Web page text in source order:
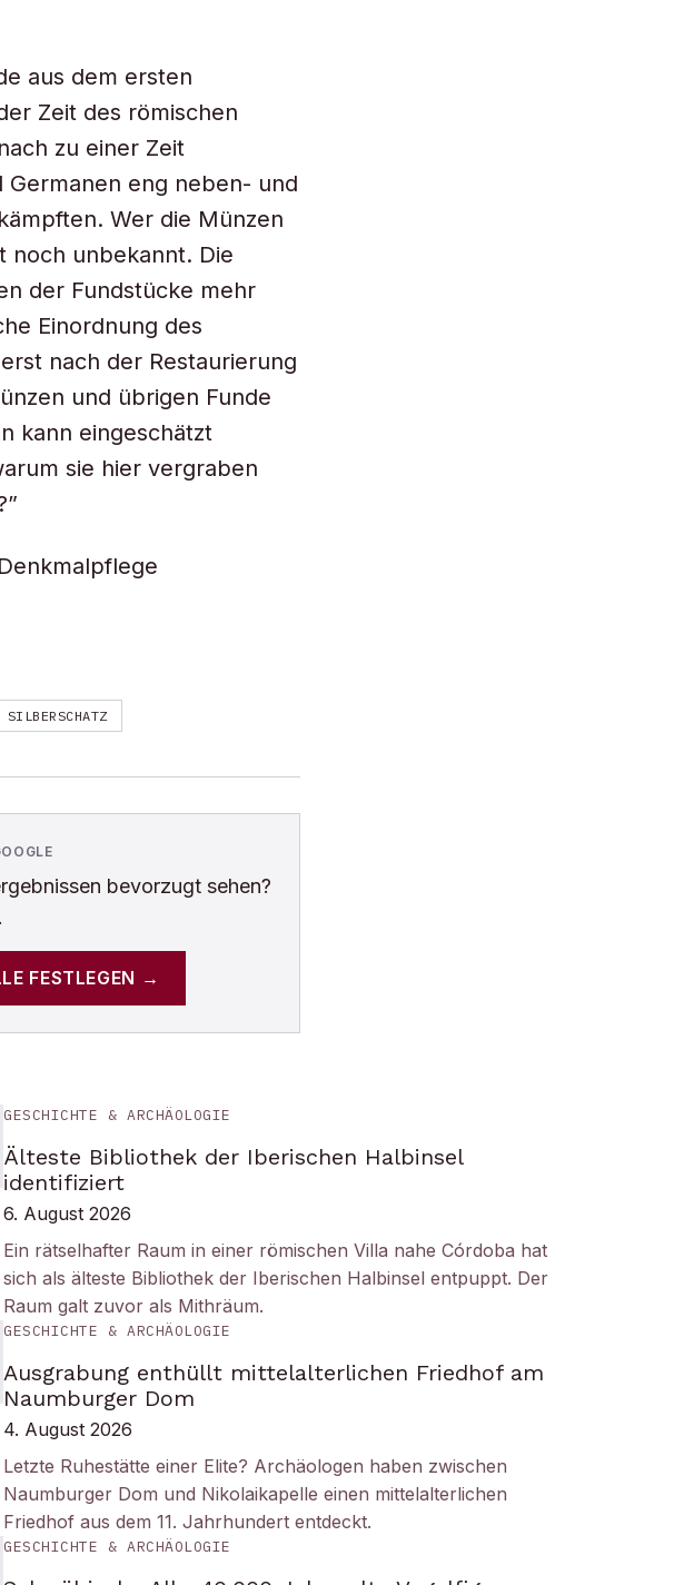
aus dem ersten
Zeit des römischen
zu einer Zeit
Germanen eng neben- und
Wer die Münzen
noch unbekannt. Die
der Fundstücke mehr
Einordnung des
nach der Restaurierung
und übrigen Funde
kann eingeschätzt
sie hier vergraben
SILBERSCHATZ
bevorzugt sehen?
FESTLEGEN →
GESCHICHTE & ARCHÄOLOGIE
Älteste Bibliothek der Iberischen Halbinsel
identifiziert
6. August 2026
Ein rätselhafter Raum in einer römischen Villa nahe Córdoba hat
sich als älteste Bibliothek der Iberischen Halbinsel entpuppt. Der
Raum galt zuvor als Mithräum.
GESCHICHTE & ARCHÄOLOGIE
Ausgrabung enthüllt mittelalterlichen Friedhof am
Naumburger Dom
4. August 2026
Letzte Ruhestätte einer Elite? Archäologen haben zwischen
Naumburger Dom und Nikolaikapelle einen mittelalterlichen
Friedhof aus dem 11. Jahrhundert entdeckt.
GESCHICHTE & ARCHÄOLOGIE